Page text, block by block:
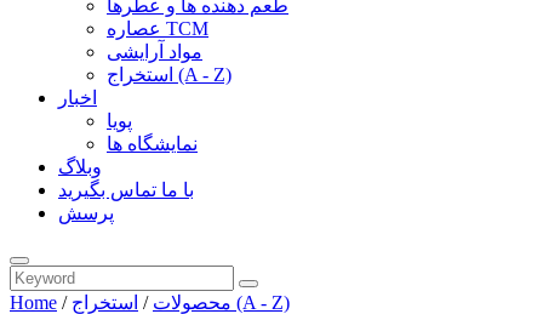
طعم دهنده ها و عطرها
عصاره TCM
مواد آرایشی
استخراج (A - Z)
اخبار
پویا
نمایشگاه ها
وبلاگ
با ما تماس بگیرید
پرسش
Home / محصولات /
استخراج (A - Z)